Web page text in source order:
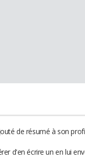
de résumé à son
d'en écrire un en lui